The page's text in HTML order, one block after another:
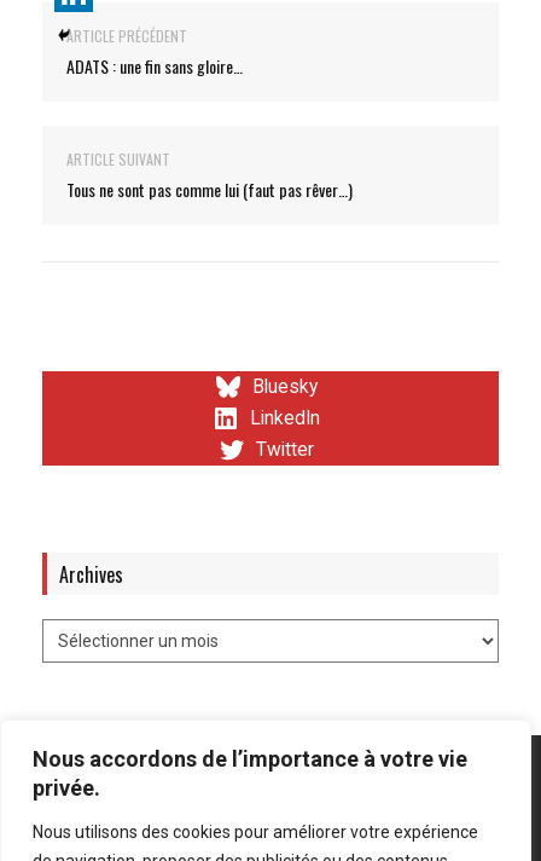
Nous accordons de l’importance à votre vie
privée.
Nous utilisons des cookies pour améliorer votre expérience
ARTICLE PRÉCÉDENT
ADATS : une fin sans gloire…
ARTICLE SUIVANT
Tous ne sont pas comme lui (faut pas rêver…)
Bluesky
LinkedIn
Twitter
Archives
Mentions légales Politique de confidentialité